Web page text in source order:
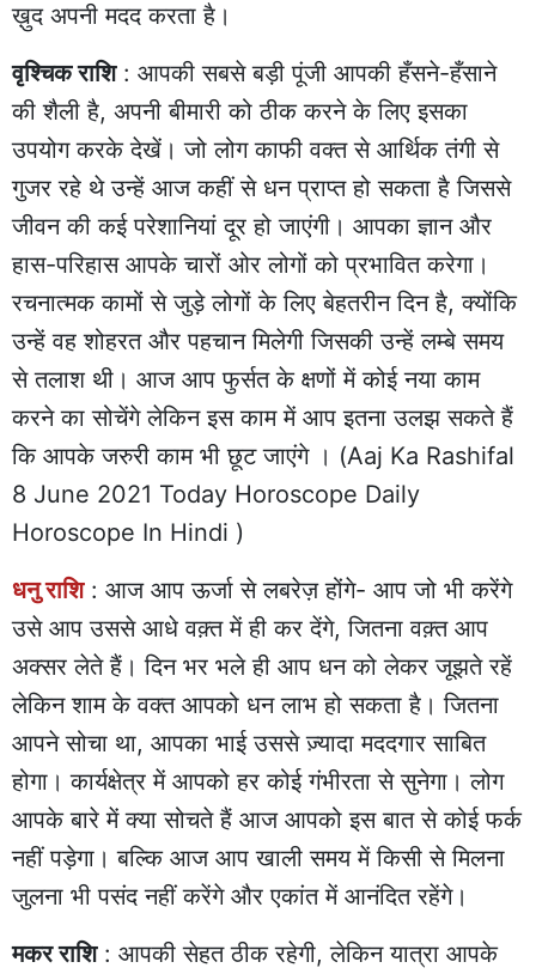
ख़ुद अपनी मदद करता है।
वृश्चिक राशि: आपकी सबसे बड़ी पूंजी आपकी हँसने-हँसाने
की शैली है, अपनी बीमारी को ठीक करने के लिए इसका
उपयोग करके देखें। जो लोग काफी वक्त से आर्थिक तंगी से
गुजर रहे थे उन्हें आज कहीं से धन प्राप्त हो सकता है जिससे
जीवन की कई परेशानियां दूर हो जाएंगी। आपका ज्ञान और
हास-परिहास आपके चारों ओर लोगों को प्रभावित करेगा।
रचनात्मक कामों से जुड़े लोगों के लिए बेहतरीन दिन है, क्योंकि
उन्हें वह शोहरत और पहचान मिलेगी जिसकी उन्हें लम्बे समय
से तलाश थी। आज आप फुर्सत के क्षणों में कोई नया काम
करने का सोचेंगे लेकिन इस काम में आप इतना उलझ सकते हैं
कि आपके जरुरी काम भी छूट जाएंगे । (Aaj Ka Rashifal
8 June 2021 Today Horoscope Daily
Horoscope In Hindi )
धनु राशि: आज आप ऊर्जा से लबरेज़ होंगे- आप जो भी करेंगे
उसे आप उससे आधे वक़्त में ही कर देंगे, जितना वक़्त आप
अक्सर लेते हैं। दिन भर भले ही आप धन को लेकर जूझते रहें
लेकिन शाम के वक्त आपको धन लाभ हो सकता है। जितना
आपने सोचा था, आपका भाई उससे ज़्यादा मददगार साबित
होगा। कार्यक्षेत्र में आपको हर कोई गंभीरता से सुनेगा। लोग
आपके बारे में क्या सोचते हैं आज आपको इस बात से कोई फर्क
नहीं पड़ेगा। बल्कि आज आप खाली समय में किसी से मिलना
जुलना भी पसंद नहीं करेंगे और एकांत में आनंदित रहेंगे।
मकर राशि: आपकी सेहत ठीक रहेगी, लेकिन यात्रा आपके